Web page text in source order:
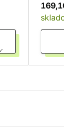
169,10 €
skladom